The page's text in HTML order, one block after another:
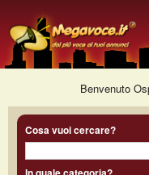
Benvenuto
Cosa vuoi cercare?